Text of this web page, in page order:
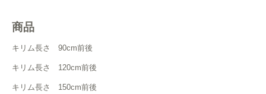
商品
キリム長さ 90cm前後
キリム長さ 120cm前後
キリム長さ 150cm前後